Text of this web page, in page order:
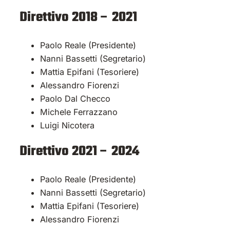
Direttivo 2018 – 2021
Paolo Reale (Presidente)
Nanni Bassetti (Segretario)
Mattia Epifani (Tesoriere)
Alessandro Fiorenzi
Paolo Dal Checco
Michele Ferrazzano
Luigi Nicotera
Direttivo 2021 – 2024
Paolo Reale (Presidente)
Nanni Bassetti (Segretario)
Mattia Epifani (Tesoriere)
Alessandro Fiorenzi